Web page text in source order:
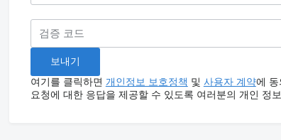
여기를 클릭하면 개인정보 보호정책 및 사용자 계약에 동
요청에 대한 응답을 제공할 수 있도록 여러분의 개인 정